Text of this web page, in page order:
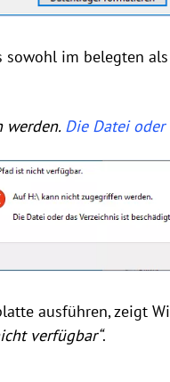
im belegten
werden. Die Datei
ausführen, zeigt
verfügbar“.